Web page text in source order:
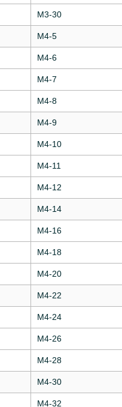
М3-30
М4-5
М4-6
М4-7
М4-8
М4-9
М4-10
М4-11
М4-12
М4-14
М4-16
М4-18
М4-20
М4-22
М4-24
М4-26
М4-28
М4-30
М4-32